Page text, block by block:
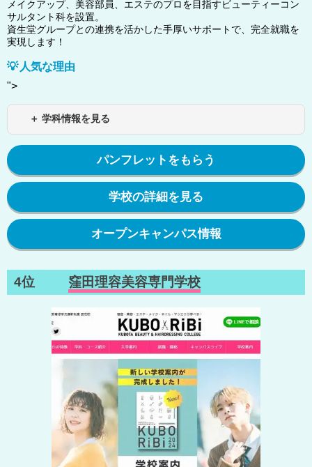
メイクアップ、美容部員、エステのプロを目指すビューティーコン
サルタント科を設置。
資生堂グループとの連携を活かした手厚いサポートで、完全就職を
実現します！
人気な理由
">
＋ 学科情報を見る
パンフレットをもらう
学校の詳細を見る
オープンキャンパス情報
4位 窪田理容美容専門学校